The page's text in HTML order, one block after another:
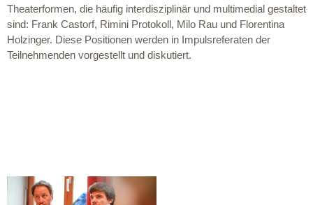
Theaterformen, die häufig interdisziplinär und multimedial gestaltet
sind: Frank Castorf, Rimini Protokoll, Milo Rau und Florentina
Holzinger. Diese Positionen werden in Impulsreferaten der
Teilnehmenden vorgestellt und diskutiert.